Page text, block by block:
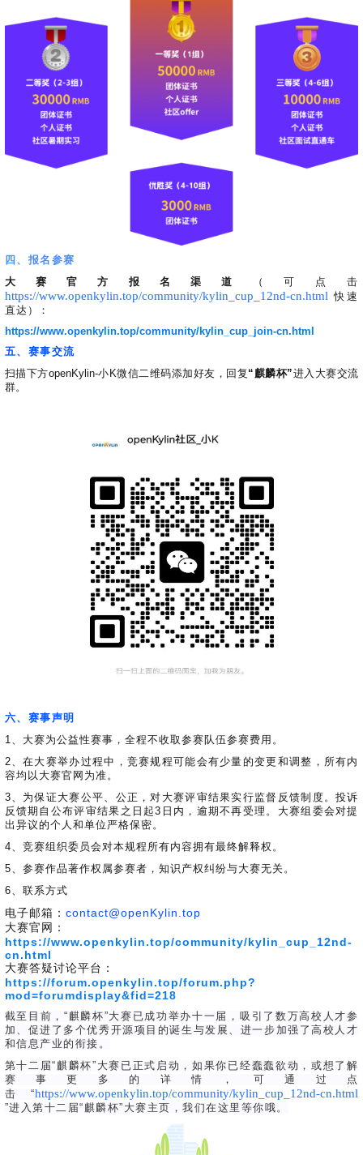
四、报名参赛
大赛官方报名渠道
（ 可点击
https://www.openkylin.top/community/kylin_cup_12nd-cn.html 快速
直达 ）：
https://www.openkylin.top/community/kylin_cup_join-cn.html
五、赛事交流
扫描下方openKylin-小K微信二维码添加好友，回复 “麒麟杯”进入大赛交流
群。
六、赛事声明
1、大赛为公益性赛事，全程不收取参赛队伍参赛费用。
2、在大赛举办过程中，竞赛规程可能会有少量的变更和调整，所有内
容均以大赛官网为准。
3、为保证大赛公平、公正，对大赛评审结果实行监督反馈制度。投诉
反馈期自公布评审结果之日起3日内，逾期不再受理。大赛组委会对提
出异议的个人和单位严格保密。
4、竞赛组织委员会对本规程所有内容拥有最终解释权。
5、参赛作品著作权属参赛者，知识产权纠纷与大赛无关。
6、联系方式
电子邮箱： contact@openKylin.top
大赛官网：
https://www.openkylin.top/community/kylin_cup_12nd-
cn.html
大赛答疑讨论平台：
https://forum.openkylin.top/forum.php?
mod=forumdisplay&fid=218
截至目前，“麒麟杯”大赛已成功举办十一届，吸引了数万高校人才参
加、促进了多个优秀开源项目的诞生与发展、进一步加强了高校人才
和信息产业的衔接。
第十二届“麒麟杯”大赛已正式启动，如果你已经蠢蠢欲动，或想了解
赛事更多的详情，可通过点
击“https://www.openkylin.top/community/kylin_cup_12nd-cn.html
”进入第十二届“麒麟杯”大赛主页，我们在这里等你哦。